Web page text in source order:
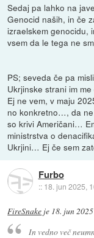
Sedaj pa lahko na
Genocid naših, in če
izraelskem genocidu,
vsem da le tega ne
PS; seveda če pa
Ukrjinske strani im
Ej ne vem, v maju
no konkretno…, da
so krivi Američani…
ministrstva o
Ukrjini… Ej če sem
Furbo
:: 18. jun 2025,
FireSnake je 18. jun
In vedno več